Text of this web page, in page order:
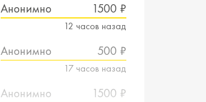
Анонимно 1500 ₽
12 часов назад
Анонимно 500 ₽
17 часов назад
Анонимно 1500 ₽